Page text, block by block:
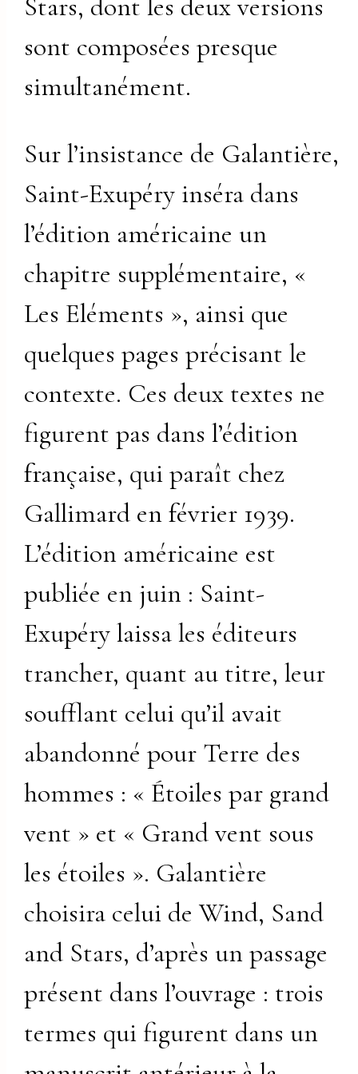
Stars, dont les deux versions
sont composées presque
simultanément.
Sur l’insistance de Galantière,
Saint-Exupéry inséra dans
l’édition américaine un
chapitre supplémentaire, «
Les Eléments », ainsi que
quelques pages précisant le
contexte. Ces deux textes ne
figurent pas dans l’édition
française, qui paraît chez
Gallimard en février 1939.
L’édition américaine est
publiée en juin : Saint-
Exupéry laissa les éditeurs
trancher, quant au titre, leur
soufflant celui qu’il avait
abandonné pour Terre des
hommes : « Étoiles par grand
vent » et « Grand vent sous
les étoiles ». Galantière
choisira celui de Wind, Sand
and Stars, d’après un passage
présent dans l’ouvrage : trois
termes qui figurent dans un